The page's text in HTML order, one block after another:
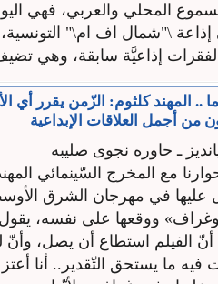
المحلي والعربي، فهي
\"شمال اف ام\" التونسية،
لفقرات إذاعيَّة سابقة، وهي
المهند كلثوم: الزّمن يقرر أي
من أجمل العلاقات الإبداعية
ـ حاوره نجوى صليبه
مع المخرج السّينمائي
في مهرجان الشرق
ووقعها على نفسه، يقول:
أنّ الفيلم استطاع أن يصل، وأنّ
ما يستحق التّقدير.. أنا أعتز